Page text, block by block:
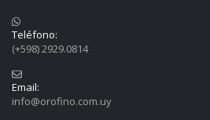
Teléfono:
(+598) 2929.0814
Email:
info@orofino.com.uy